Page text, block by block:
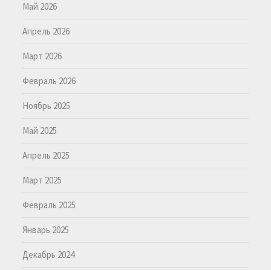
Май 2026
Апрель 2026
Март 2026
Февраль 2026
Ноябрь 2025
Май 2025
Апрель 2025
Март 2025
Февраль 2025
Январь 2025
Декабрь 2024